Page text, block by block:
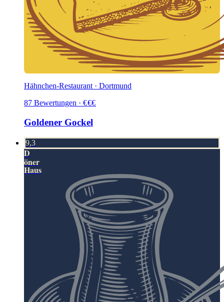
Hähnchen-Restaurant · Dortmund
87 Bewertungen · €€€
Goldener Gockel
9,3
D
öner
Haus